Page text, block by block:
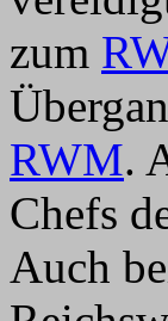
zum
RWM.
Chefs
Auch